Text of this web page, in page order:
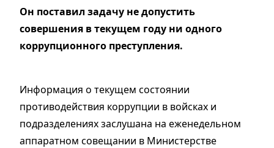
Он поставил задачу не допустить
совершения в текущем году ни одного
коррупционного преступления.
Информация о текущем состоянии
противодействия коррупции в войсках и
подразделениях заслушана на еженедельном
аппаратном совещании в Министерстве